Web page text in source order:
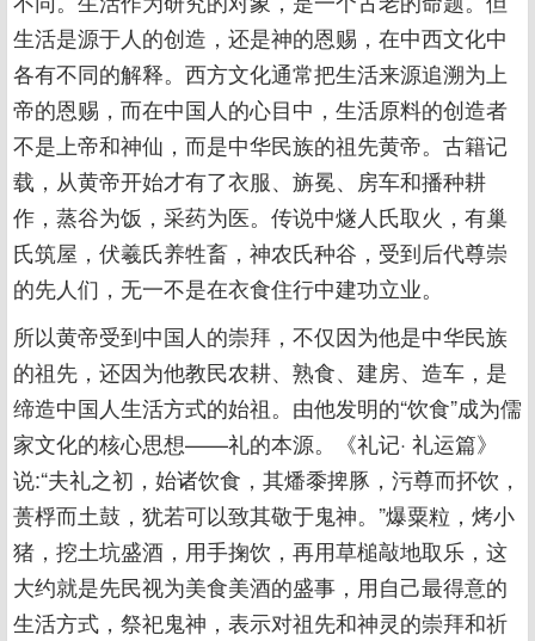
生活是源于人的创造，还是神的恩赐，在中西文化中
各有不同的解释。西方文化通常把生活来源追溯为上
帝的恩赐，而在中国人的心目中，生活原料的创造者
不是上帝和神仙，而是中华民族的祖先黄帝。古籍记
载，从黄帝开始才有了衣服、旃冕、房车和播种耕
作，蒸谷为饭，采药为医。传说中燧人氏取火，有巢
氏筑屋，伏羲氏养牲畜，神农氏种谷，受到后代尊崇
的先人们，无一不是在衣食住行中建功立业。
所以黄帝受到中国人的崇拜，不仅因为他是中华民族
的祖先，还因为他教民农耕、熟食、建房、造车，是
缔造中国人生活方式的始祖。由他发明的“饮食”成为儒
家文化的核心思想——礼的本源。《礼记· 礼运篇》
说:“夫礼之初，始诸饮食，其燔黍捭豚，污尊而抔饮，
蒉桴而土鼓，犹若可以致其敬于鬼神。”爆粟粒，烤小
猪，挖土坑盛酒，用手掬饮，再用草槌敲地取乐，这
大约就是先民视为美食美酒的盛事，用自己最得意的
生活方式，祭祀鬼神，表示对祖先和神灵的崇拜和祈